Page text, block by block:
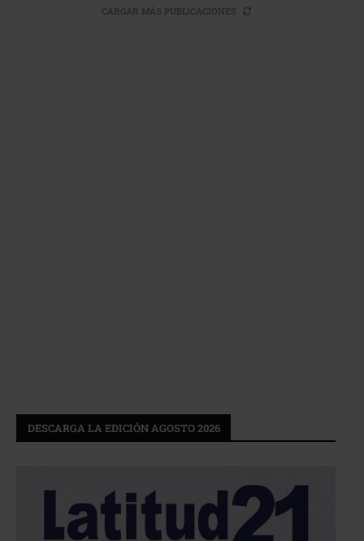
CARGAR MÁS PUBLICACIONES
DESCARGA LA EDICIÓN AGOSTO 2026